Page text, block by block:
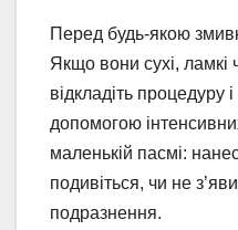
Перед будь-якою
Якщо вони сухі, ламкі
відкладіть процедуру
допомогою
маленькій пасмі:
подивіться, чи не
подразнення.